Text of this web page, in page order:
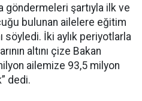
göndermeleri şartıyla ilk ve
bulunan ailelere eğitim
söyledi. İki aylık periyotlarla
altını çize Bakan
ailemize 93,5 milyon
dedi.